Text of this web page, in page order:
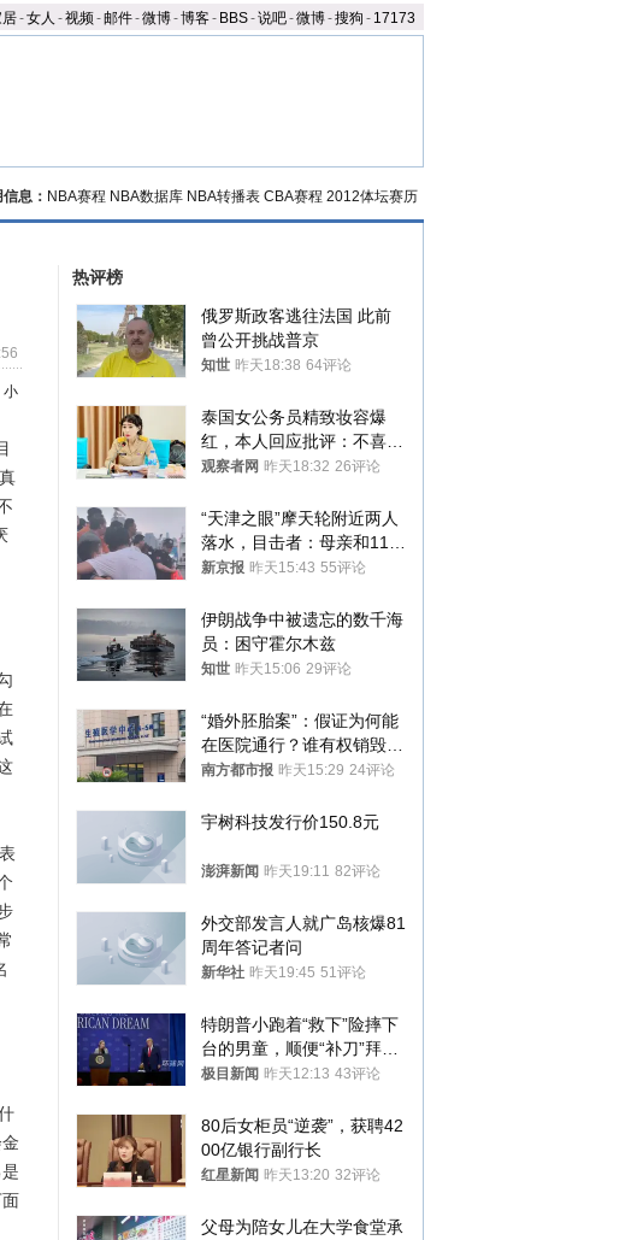
-女人 -视频-邮件-微博-博客- BBS-说吧-微博-搜狗 - 17173
息： NBA赛程 NBA数据库 NBA转播表 CBA赛程 2012体坛赛历
小
热评榜
俄罗斯政客逃往法国 此前
曾公开挑战普京
知世 昨天18:38 64评论
泰国女公务员精致妆容爆
红，本人回应批评：不喜欢
就别看
观察者网 昨天18:32 26评论
“天津之眼”摩天轮附近两人
落水，目击者：母亲和11岁
儿子先后被打捞上岸
新京报 昨天15:43 55评论
伊朗战争中被遗忘的数千海
员：困守霍尔木兹
知世 昨天15:06 29评论
“婚外胚胎案”：假证为何能
在医院通行？谁有权销毁胚
胎？
南方都市报 昨天15:29 24评论
宇树科技发行价150.8元
澎湃新闻 昨天19:11 82评论
外交部发言人就广岛核爆81
周年答记者问
新华社 昨天19:45 51评论
特朗普小跑着“救下”险摔下
台的男童，顺便“补刀”拜
登：“我可不想他像拜登一
极目新闻 昨天12:13 43评论
80后女柜员“逆袭”，获聘42
00亿银行副行长
红星新闻 昨天13:20 32评论
父母为陪女儿在大学食堂承